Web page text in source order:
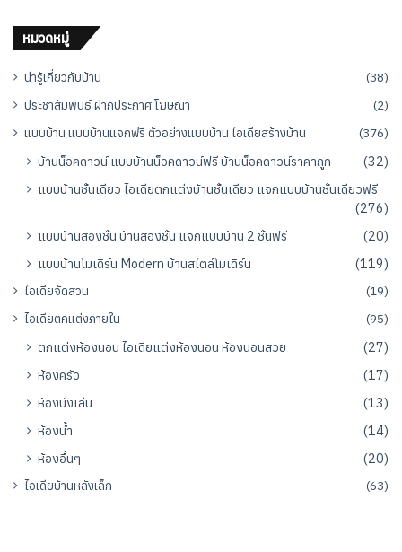
หมวดหมู่
น่ารู้เกี่ยวกับบ้าน
(38)
ประชาสัมพันธ์ ฝากประกาศ โฆษณา
(2)
แบบบ้าน แบบบ้านแจกฟรี ตัวอย่างแบบบ้าน ไอเดียสร้างบ้าน
(376)
บ้านน็อคดาวน์ แบบบ้านน็อคดาวน์ฟรี บ้านน็อคดาวน์ราคาถูก
(32)
แบบบ้านชั้นเดียว ไอเดียตกแต่งบ้านชั้นเดียว แจกแบบบ้านชั้นเดียวฟรี
(276)
แบบบ้านสองชั้น บ้านสองชั้น แจกแบบบ้าน 2 ชั้นฟรี
(20)
แบบบ้านโมเดิร์น Modern บ้านสไตล์โมเดิร์น
(119)
ไอเดียจัดสวน
(19)
ไอเดียตกแต่งภายใน
(95)
ตกแต่งห้องนอน ไอเดียแต่งห้องนอน ห้องนอนสวย
(27)
ห้องครัว
(17)
ห้องนั่งเล่น
(13)
ห้องน้ำ
(14)
ห้องอื่นๆ
(20)
ไอเดียบ้านหลังเล็ก (63)